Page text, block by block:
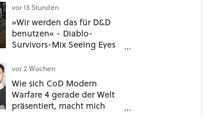
hat mehr dabei als nur
Story
vor 13 Stunden
»Wir werden das für D&D
benutzen« - Diablo-
Survivors-Mix Seeing Eyes
nützliches Map-Tool
vor 2 Wochen
Wie sich CoD Modern
Warfare 4 gerade der Welt
präsentiert, macht mich